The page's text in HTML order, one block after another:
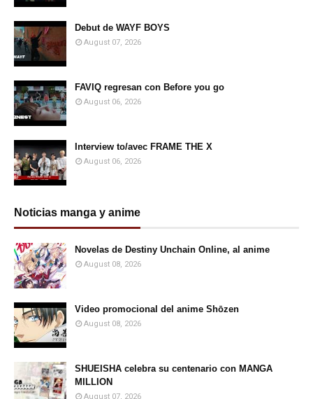
Debut de WAYF BOYS
August 07, 2026
FAVIQ regresan con Before you go
August 06, 2026
Interview to/avec FRAME THE X
August 06, 2026
Noticias manga y anime
Novelas de Destiny Unchain Online, al anime
August 08, 2026
Video promocional del anime Shōzen
August 08, 2026
SHUEISHA celebra su centenario con MANGA
MILLION
August 07, 2026